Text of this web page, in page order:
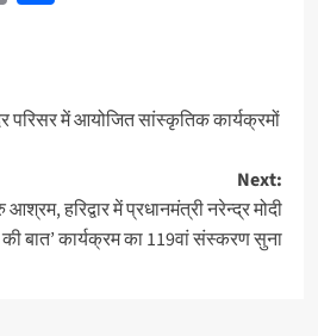
परिसर में आयोजित सांस्कृतिक कार्यक्रमों
Next:
हरिद्वार में प्रधानमंत्री नरेन्द्र मोदी
बात’ कार्यक्रम का 119वां संस्करण सुना